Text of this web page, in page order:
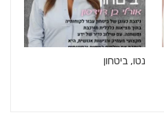
נטו, ביטחון